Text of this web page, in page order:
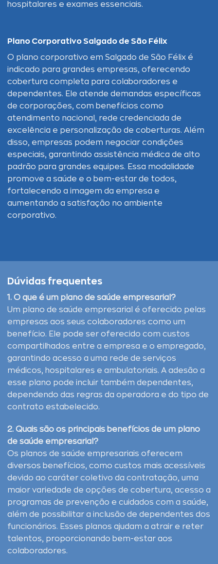
hospitalares e exames essenciais.
Plano Corporativo Salgado de São Félix
O plano corporativo em Salgado de São Félix é
indicado para grandes empresas, oferecendo
cobertura completa para colaboradores e
dependentes. Ele atende demandas específicas
de corporações, com benefícios como
atendimento nacional, rede credenciada de
excelência e personalização de coberturas. Além
disso, empresas podem negociar condições
especiais, garantindo assistência médica de alto
padrão para grandes equipes. Essa modalidade
promove a saúde e o bem-estar de todos,
fortalecendo a imagem da empresa e
aumentando a satisfação no ambiente
corporativo.
Dúvidas frequentes
1. O que é um plano de saúde empresarial?
Um plano de saúde empresarial é oferecido pelas
empresas aos seus colaboradores como um
benefício. Ele pode ser oferecido com custos
compartilhados entre a empresa e o empregado,
garantindo acesso a uma rede de serviços
médicos, hospitalares e ambulatoriais. A adesão a
esse plano pode incluir também dependentes,
dependendo das regras da operadora e do tipo de
contrato estabelecido.
2. Quais são os principais benefícios de um plano
de saúde empresarial?
Os planos de saúde empresariais oferecem
diversos benefícios, como custos mais acessíveis
devido ao caráter coletivo da contratação, uma
maior variedade de opções de cobertura, acesso a
programas de prevenção e cuidados com a saúde,
além de possibilitar a inclusão de dependentes dos
funcionários. Esses planos ajudam a atrair e reter
talentos, proporcionando bem-estar aos
colaboradores.